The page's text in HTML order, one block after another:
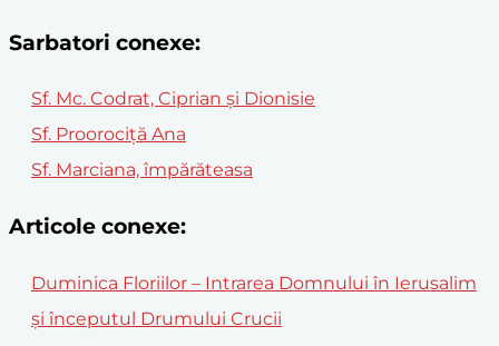
Sarbatori conexe:
Sf. Mc. Codrat, Ciprian şi Dionisie
Sf. Proorociţă Ana
Sf. Marciana, împărăteasa
Articole conexe:
Duminica Floriilor – Intrarea Domnului în Ierusalim
și începutul Drumului Crucii